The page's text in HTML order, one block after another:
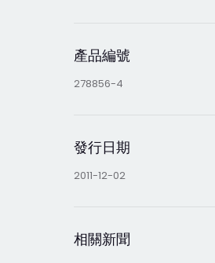
產品編號
278856-4
發行日期
2011-12-02
相關新聞